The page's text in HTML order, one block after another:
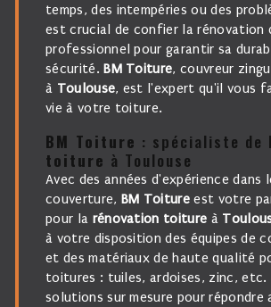
temps, des intempéries ou des
est crucial de confier la rénovation
professionnel pour garantir sa
sécurité.BM Toiture, couvreur
à Toulouse, est l'expert qu'il vous
vie à votre toiture.
BM Toiture : spécialiste de
toiture à Toulouse
Avec des années d'expérience dans le domaine de la
couverture, BM Toiture est votre
pour la rénovation toiture à
à votre disposition des équipes de
et des matériaux de haute qualité
toitures : tuiles, ardoises, zinc, etc.
solutions sur mesure pour répondre